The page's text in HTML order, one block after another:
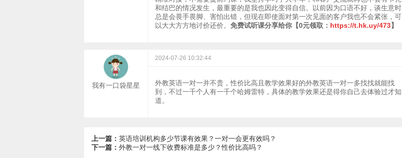
和结巴的情况发生，最重要的是我也因此变得自信。以前因为口语不好，谈生意时
总是会畏手畏脚、害怕出错，但现在即使面对第一次见面的客户我也不会紧张，可
以大大方方地讨价还价。 免费试听课分享给你 【0元领取： https://t.hk.uy/473】
我有一口袋星星
2024-07-26 10:32:44
外教英语一对一并不贵，性价比高且教学效果好的外教英语一对一多找找就能找
到，不过一千个人有一千个哈姆雷特，具体的教学效果还是得你自己去体验过才知
道。
上一篇： 英语培训机构多少节课有效果？一对一会更有效吗？
下一篇： 外教一对一线下收费标准是多少？性价比高吗？